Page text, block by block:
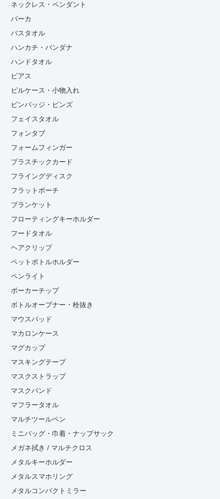
ネックレス・ペンダント
パーカ
バスタオル
ハンカチ・バンダナ
ハンドタオル
ピアス
ピルケース・小物入れ
ピンバッジ・ピンズ
フェイスタオル
フォンタブ
フォームフィンガー
プラスチックカード
フライングディスク
フラットポーチ
ブランケット
フローティングキーホルダー
フードタオル
ヘアクリップ
ペットボトルホルダー
ペンライト
ポーカーチップ
ボトルオープナー・栓抜き
マウスパッド
マカロンケース
マグカップ
マスキングテープ
マスクストラップ
マスクバンド
マフラータオル
マルチツールペン
ミニバッグ・巾着・ナップサック
メガネ拭き / マルチクロス
メタルキーホルダー
メタルスマホリング
メタルコンパクトミラー